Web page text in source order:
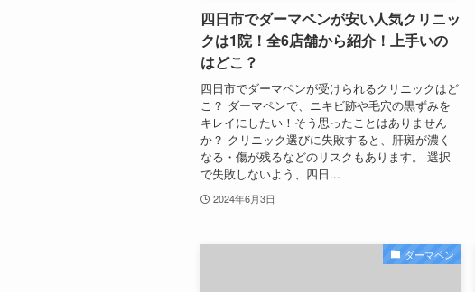
四日市でダーマペンが安い人気クリニッ
クは1院！全6店舗から紹介！上手いの
はどこ？
四日市でダーマペンが受けられるクリニックはど
こ？ ダーマペンで、ニキビ跡や毛穴の黒ずみを
キレイにしたい！そう思ったことはありません
か？ クリニック選びに失敗すると、肝斑が濃く
なる・傷が残るなどのリスクもあります。 選択
で失敗しないよう、四日...
2024年6月3日
ダーマペン